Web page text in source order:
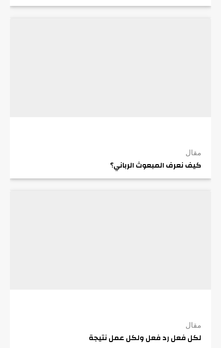
مقال
كيف نعرف المبعوث الرباني؟
مقال
لكل فعل رد فعل ولكل عمل نتيجة